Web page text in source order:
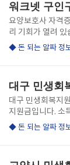
워크넷 구인
요양보호사 자격
리 기회가 열려
합된 고용 24는
요양보호사 일자
게 신뢰성 있는 채
플랫폼입니다. 요
간단합니다. 아래
크넷 홈페이지 접
◆ 돈 되는 알짜 정
대구 민생회
대구 민생회복지
지원금입니다. 소
받을 수 있는 기회
◆ 돈 되는 알짜 정